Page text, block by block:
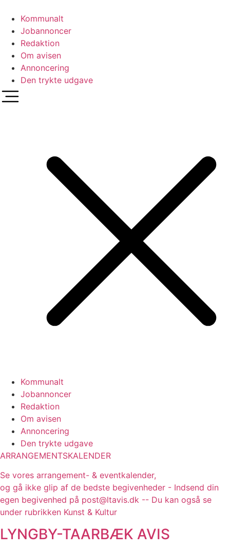
indhold
Kommunalt
Jobannoncer
Redaktion
Om avisen
Annoncering
Den trykte udgave
Kommunalt
Jobannoncer
Redaktion
Om avisen
Annoncering
Den trykte udgave
ARRANGEMENTSKALENDER
Se vores arrangement- & eventkalender,
og gå ikke glip af de bedste begivenheder - Indsend din
egen begivenhed på post@ltavis.dk -- Du kan også se
under rubrikken Kunst & Kultur
LYNGBY-TAARBÆK AVIS